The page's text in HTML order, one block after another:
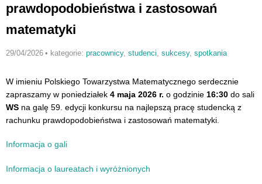
prawdopodobieństwa i zastosowań
matematyki
29/04/2026 • kategorie: pracownicy, studenci sukcesy, spotkania
W imieniu Polskiego Towarzystwa Matematycznego serdecznie
zapraszamy w poniedziałek 4 maja 2026 r. o godzinie 16:30 do sali
WS na galę 59. edycji konkursu na najlepszą pracę studencką z
rachunku prawdopodobieństwa i zastosowań matematyki.
Informacja o gali
Informacja o laureatach i wyróżnionych